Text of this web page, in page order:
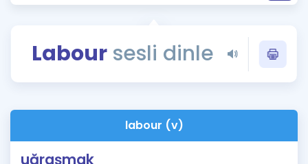
Rehberlik Aracı
ÖSYM Sınav Takvimi
Kampanyalar
Blog
Laboursesli dinle
labour (v)
uğraşmak